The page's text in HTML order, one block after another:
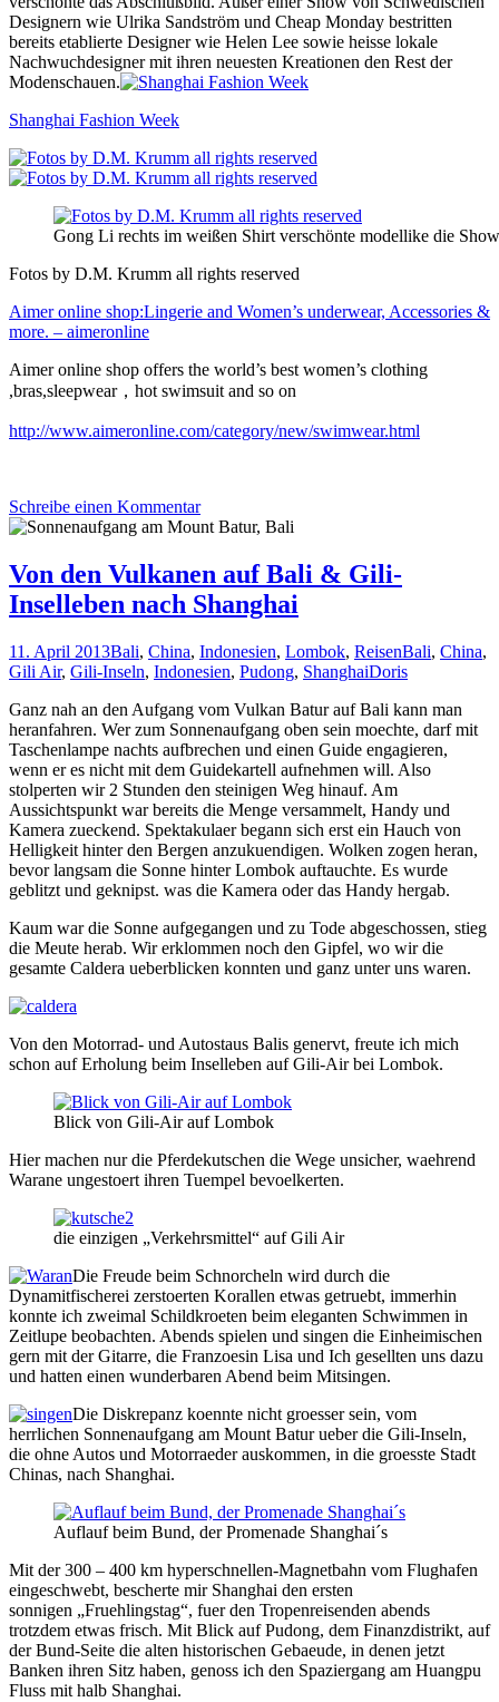
Designern wie Ulrika Sandström und Cheap Monday bestritten
bereits etablierte Designer wie Helen Lee sowie heisse lokale
Nachwuchdesigner mit ihren neuesten Kreationen den Rest der
Modenschauen.
Shanghai Fashion Week
Gong Li rechts im weißen Shirt verschönte modellike die Show
Fotos by D.M. Krumm all rights reserved
Aimer online shop:Lingerie and Women’s underwear, Accessories &
more. – aimeronline
Aimer online shop offers the world’s best women’s clothing
,bras,sleepwear，hot swimsuit and so on
http://www.aimeronline.com/category/new/swimwear.html
Schreibe einen Kommentar
Von den Vulkanen auf Bali & Gili-
Inselleben nach Shanghai
11. April 2013Bali, China, Indonesien, Lombok, ReisenBali, China,
Gili Air, Gili-Inseln, Indonesien, Pudong, ShanghaiDoris
Ganz nah an den Aufgang vom Vulkan Batur auf Bali kann man
heranfahren. Wer zum Sonnenaufgang oben sein moechte, darf mit
Taschenlampe nachts aufbrechen und einen Guide engagieren,
wenn er es nicht mit dem Guidekartell aufnehmen will. Also
stolperten wir 2 Stunden den steinigen Weg hinauf. Am
Aussichtspunkt war bereits die Menge versammelt, Handy und
Kamera zueckend. Spektakulaer begann sich erst ein Hauch von
Helligkeit hinter den Bergen anzukuendigen. Wolken zogen heran,
bevor langsam die Sonne hinter Lombok auftauchte. Es wurde
geblitzt und geknipst. was die Kamera oder das Handy hergab.
Kaum war die Sonne aufgegangen und zu Tode abgeschossen, stieg
die Meute herab. Wir erklommen noch den Gipfel, wo wir die
gesamte Caldera ueberblicken konnten und ganz unter uns waren.
Von den Motorrad- und Autostaus Balis genervt, freute ich mich
schon auf Erholung beim Inselleben auf Gili-Air bei Lombok.
Blick von Gili-Air auf Lombok
Hier machen nur die Pferdekutschen die Wege unsicher, waehrend
Warane ungestoert ihren Tuempel bevoelkerten.
die einzigen „Verkehrsmittel“ auf Gili Air
Die Freude beim Schnorcheln wird durch die
Dynamitfischerei zerstoerten Korallen etwas getruebt, immerhin
konnte ich zweimal Schildkroeten beim eleganten Schwimmen in
Zeitlupe beobachten. Abends spielen und singen die Einheimischen
gern mit der Gitarre, die Franzoesin Lisa und Ich gesellten uns dazu
und hatten einen wunderbaren Abend beim Mitsingen.
Die Diskrepanz koennte nicht groesser sein, vom
herrlichen Sonnenaufgang am Mount Batur ueber die Gili-Inseln,
die ohne Autos und Motorraeder auskommen, in die groesste Stadt
Chinas, nach Shanghai.
Auflauf beim Bund, der Promenade Shanghai´s
Mit der 300 – 400 km hyperschnellen-Magnetbahn vom Flughafen
eingeschwebt, bescherte mir Shanghai den ersten
sonnigen „Fruehlingstag“, fuer den Tropenreisenden abends
trotzdem etwas frisch. Mit Blick auf Pudong, dem Finanzdistrikt, auf
der Bund-Seite die alten historischen Gebaeude, in denen jetzt
Banken ihren Sitz haben, genoss ich den Spaziergang am Huangpu
Fluss mit halb Shanghai.